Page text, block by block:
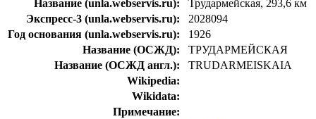
Название (unla.webservis.ru):
Трудармейская, 293,6 км
Экспресс-3 (unla.webservis.ru):
2028094
Год основания (unla.webservis.ru):
1926
Название (ОСЖД):
ТРУДАРМЕЙСКАЯ
Название (ОСЖД англ.):
TRUDARMEISKAIA
Wikipedia:
Wikidata:
Примечание: